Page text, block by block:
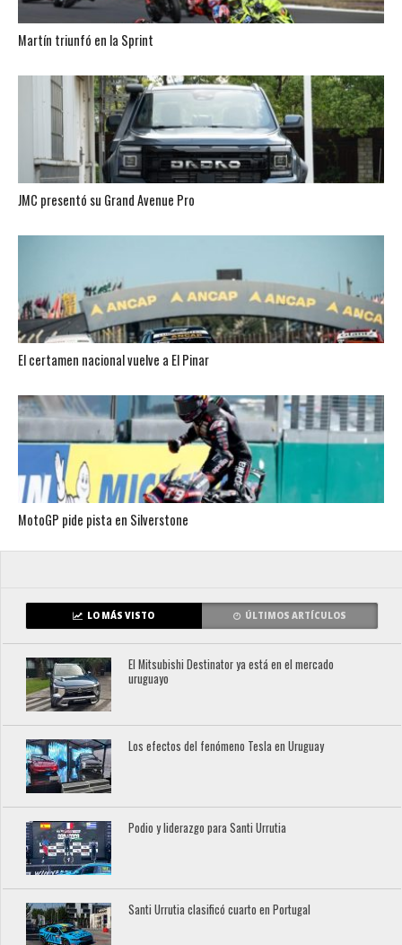
Martín triunfó en la Sprint
JMC presentó su Grand Avenue Pro
El certamen nacional vuelve a El Pinar
MotoGP pide pista en Silverstone
LO MÁS VISTO ÚLTIMOS ARTÍCULOS
El Mitsubishi Destinator ya está en el mercado
uruguayo
Los efectos del fenómeno Tesla en Uruguay
Podio y liderazgo para Santi Urrutia
Santi Urrutia clasificó cuarto en Portugal